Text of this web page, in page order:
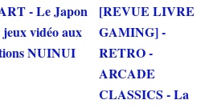
- Le Japon
jeux vidéo aux
NUINUI
[REVUE LIVRE
GAMING] -
RETRO -
ARCADE
CLASSICS - La